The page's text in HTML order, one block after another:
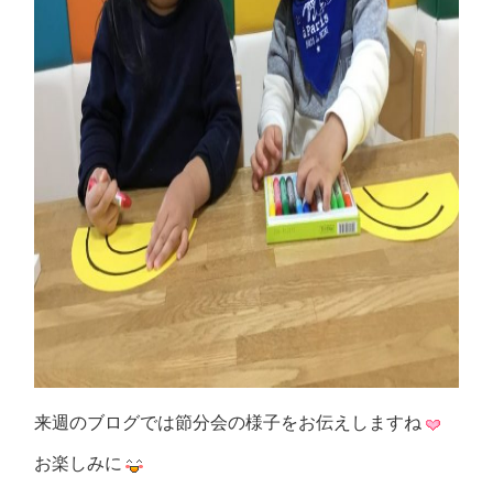
来週のブログでは節分会の様子をお伝えしますね
お楽しみに